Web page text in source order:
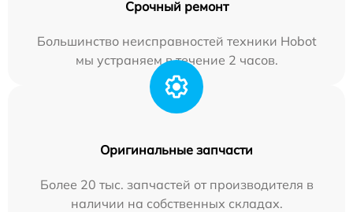
Срочный ремонт
Большинство неисправностей техники Hobot
мы устраняем в течение 2 часов.
Оригинальные запчасти
Более 20 тыс. запчастей от производителя в
наличии на собственных складах.